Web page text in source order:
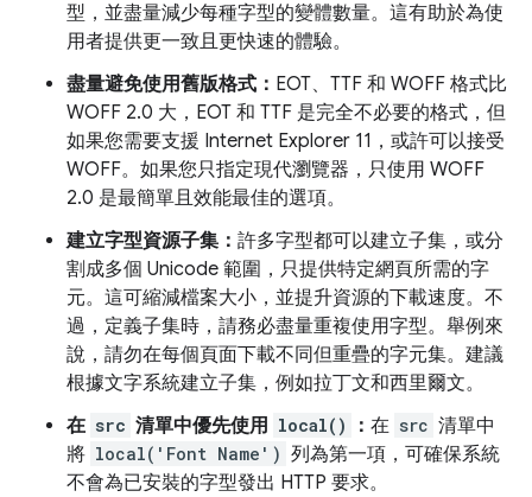
型，並盡量減少每種字型的變體數量。這有助於為使
用者提供更一致且更快速的體驗。
盡量避免使用舊版格式： EOT、TTF 和 WOFF 格式比
WOFF 2.0 大，EOT 和 TTF 是完全不必要的格式，但
如果您需要支援 Internet Explorer 11，或許可以接受
WOFF。如果您只指定現代瀏覽器，只使用 WOFF
2.0 是最簡單且效能最佳的選項。
建立字型資源子集： 許多字型都可以建立子集，或分
割成多個 Unicode 範圍，只提供特定網頁所需的字
元。這可縮減檔案大小，並提升資源的下載速度。不
過，定義子集時，請務必盡量重複使用字型。舉例來
說，請勿在每個頁面下載不同但重疊的字元集。建議
根據文字系統建立子集，例如拉丁文和西里爾文。
在 src 清單中優先使用 local() ： 在 src 清單中
將 local('Font Name') 列為第一項，可確保系統
不會為已安裝的字型發出 HTTP 要求。